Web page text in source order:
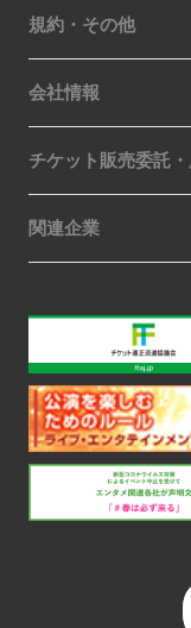
規約・その他
会社情報
チケット販売委託
関連企業